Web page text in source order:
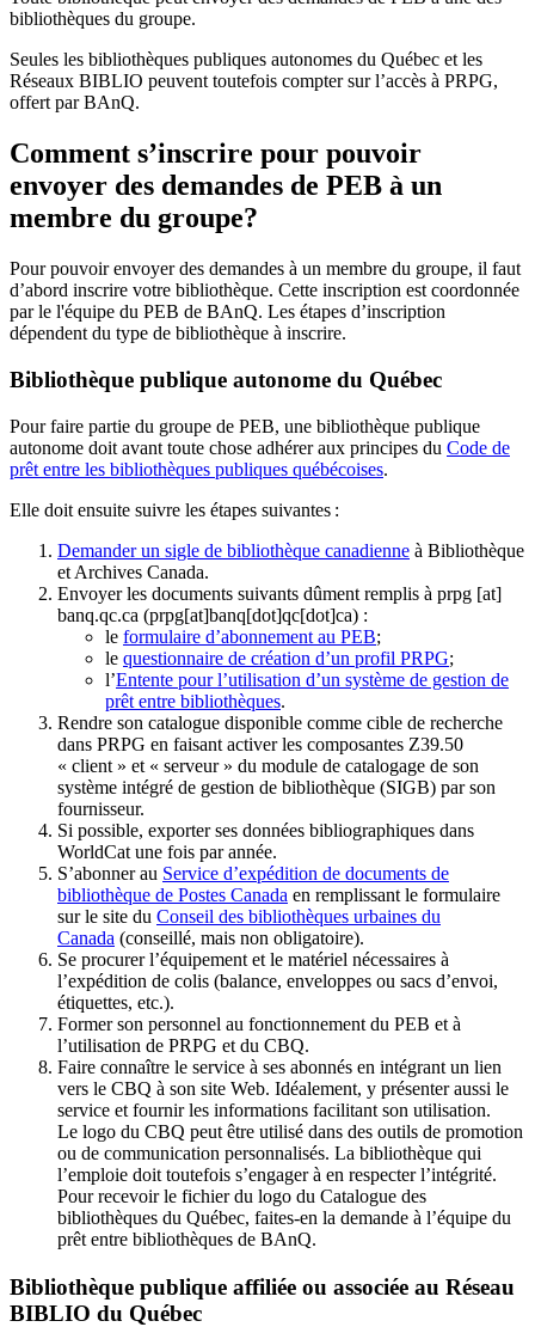
bibliothèques du groupe.
Seules les bibliothèques publiques autonomes du Québec et les
Réseaux BIBLIO peuvent toutefois compter sur l’accès à PRPG,
offert par BAnQ.
Comment s’inscrire pour pouvoir
envoyer des demandes de PEB à un
membre du groupe?
Pour pouvoir envoyer des demandes à un membre du groupe, il faut
d’abord inscrire votre bibliothèque. Cette inscription est coordonnée
par le l'équipe du PEB de BAnQ. Les étapes d’inscription
dépendent du type de bibliothèque à inscrire.
Bibliothèque publique autonome du Québec
Pour faire partie du groupe de PEB, une bibliothèque publique
autonome doit avant toute chose adhérer aux principes du Code de
prêt entre les bibliothèques publiques québécoises.
Elle doit ensuite suivre les étapes suivantes :
Demander un sigle de bibliothèque canadienne à Bibliothèque
et Archives Canada.
Envoyer les documents suivants dûment remplis à prpg [at]
banq.qc.ca (prpg[at]banq[dot]qc[dot]ca) :
le formulaire d’abonnement au PEB;
le questionnaire de création d’un profil PRPG;
l’Entente pour l’utilisation d’un système de gestion de
prêt entre bibliothèques.
Rendre son catalogue disponible comme cible de recherche
dans PRPG en faisant activer les composantes Z39.50
« client » et « serveur » du module de catalogage de son
système intégré de gestion de bibliothèque (SIGB) par son
fournisseur.
Si possible, exporter ses données bibliographiques dans
WorldCat une fois par année.
S’abonner au Service d’expédition de documents de
bibliothèque de Postes Canada en remplissant le formulaire
sur le site du Conseil des bibliothèques urbaines du
Canada (conseillé, mais non obligatoire).
Se procurer l’équipement et le matériel nécessaires à
l’expédition de colis (balance, enveloppes ou sacs d’envoi,
étiquettes, etc.).
Former son personnel au fonctionnement du PEB et à
l’utilisation de PRPG et du CBQ.
Faire connaître le service à ses abonnés en intégrant un lien
vers le CBQ à son site Web. Idéalement, y présenter aussi le
service et fournir les informations facilitant son utilisation.
Le logo du CBQ peut être utilisé dans des outils de promotion
ou de communication personnalisés. La bibliothèque qui
l’emploie doit toutefois s’engager à en respecter l’intégrité.
Pour recevoir le fichier du logo du Catalogue des
bibliothèques du Québec, faites-en la demande à l’équipe du
prêt entre bibliothèques de BAnQ.
Bibliothèque publique affiliée ou associée au Réseau
BIBLIO du Québec